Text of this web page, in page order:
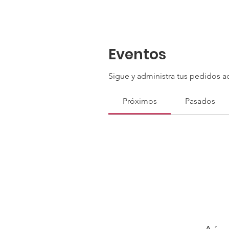
Eventos
Sigue y administra tus pedidos
Próximos Pasados